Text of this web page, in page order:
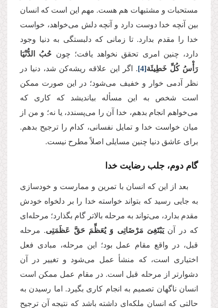
مستحبات و مشتبهات هم هست. مهم این است كه انسان
بین آنچه خدا دوست دارد و آنچه دلش می‌خواهد، خواست
خدا را مقدم بدارد. تا زمانی كه دلبستگی به دنیا وجود
دارد، چنین امری تحقق نخواهد یافت؛ چون حُبُ‏ الدُّنْیَا
رَأْسُ‏ كُلِّ خَطِیئَة[4]. اگر این علاقه ریشه‌كن شد، دنیا در
نظر آدمی خوار و خفیف می‌شود؛ در این صورت ممكن
است شخص به این مسأله بیاندیشد که کاری که
می‌خواهم انجام بدهم، خدا آن را می‌پسندد، یا نه؛ و من از
میان خواست خدا و تمایل نفسانی، کدام را ترجیح بدهم.
برای عاشق دنیا چنین مسایلی اصلاً مطرح نیست.
گام دوم، جلب رضایت خدا
بعد از این که انسان با تمرین و ممارست و خودسازی
به جایی رسید كه بتواند خواسته خدا را بر دلخواه خودش
مقدم بدارد، می‌تواند به مرحله بالاتر گام بگذارد؛ مرحله‌ای
كه در آنیَبْتَغِیَ مَرْضَاتِی وَ یُعَظِّمَ حَقَّ عَظَمَتِی. مرحله
قبل، در واقع مقام عمل بود؛ این مرحله، مبادی فعل
اختیاری است، که منشأ عمل می‌شود و تغییر در آن
دشوارتر از مرحله قبل است. در مقام عمل ممكن است
انسان ناگهان تصمیم به انجام كاری بگیرد. اما رسیدن به
حالتی که انسان ملکه‌ای داشته باشد که نتیجه آن ترجیح